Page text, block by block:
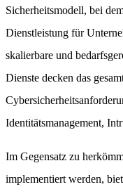
Sicherheitsmodell, bei
Dienstleistung für
skalierbare und
Dienste decken das
Identitätsmanagement,
Im Gegensatz zu
implementiert werden,